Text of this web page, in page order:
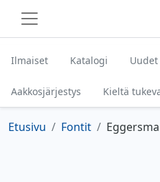
Ilmaiset Katalogi Uudet
Aakkosjärjestys Kieltä
Etusivu Fontit